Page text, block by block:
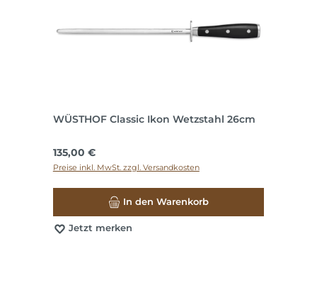
WÜSTHOF Classic Ikon Wetzstahl 26cm
Regulärer Preis:
135,00 €
Preise inkl. MwSt. zzgl. Versandkosten
In den Warenkorb
Jetzt merken